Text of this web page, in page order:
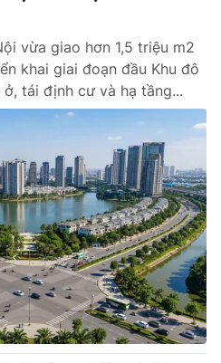
Shorts video
VTV Thể thao
Bất động sản
Tấm lòng Việt
Vươn mình bằng AI
VTV8
vừa giao hơn 1,5 triệu m2
khai giai đoạn đầu Khu đô
tái định cư và hạ tầng...